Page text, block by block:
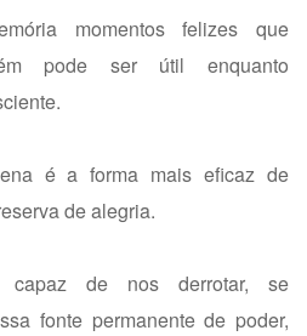
momentos felizes que
pode ser útil enquanto
é a forma mais eficaz de
de alegria.
capaz de nos derrotar, se
fonte permanente de poder,